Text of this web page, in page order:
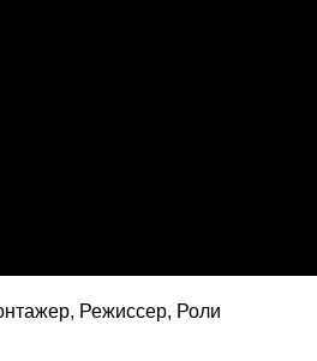
Режиссер, Роли